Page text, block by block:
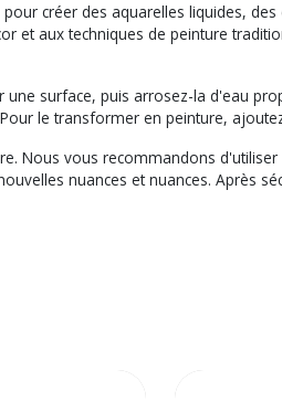
créer des aquarelles liquides,
et aux techniques de peinture
surface, puis arrosez-la d'eau
le transformer en peinture,
Nous vous recommandons
nuances et nuances. Après